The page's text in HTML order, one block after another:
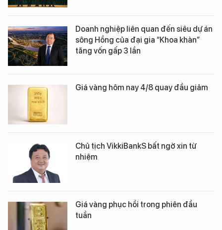
Doanh nghiệp liên quan đến siêu dự án
sông Hồng của đại gia “Khoa khàn”
tăng vốn gấp 3 lần
Giá vàng hôm nay 4/8 quay đầu giảm
Chủ tịch VikkiBankS bất ngờ xin từ
nhiệm
Giá vàng phục hồi trong phiên đầu
tuần